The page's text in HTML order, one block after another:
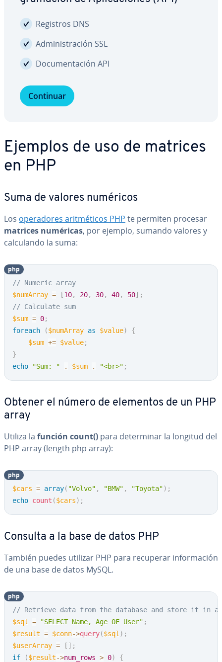
Registros DNS
Ad­mi­ni­s­tra­ción SSL
Do­cu­me­n­ta­ción API
Continuar
Ejemplos de uso de matrices
en PHP
Suma de valores numéricos
Los ope­ra­do­res ari­t­mé­ti­cos PHP te permiten procesar
matrices numéricas, por ejemplo, sumando valores y
ca­l­cu­la­n­do la suma:
// Numeric array
$numArray = [10, 20, 30, 40, 50] ;
// Calculate sum
$sum = 0;
foreach
($numArray as $value)
{
$sum += $value;
}
echo
"Sum: " . $sum . "<br>" ;
php
Obtener el número de elementos de un PHP
array
Utiliza la función count() para de­te­r­mi­nar la longitud del
PHP array (length php array):
$cars = array( "Volvo" , "BMW" , "Toyota") ;
echo count ($cars) ;
php
Consulta a la base de datos PHP
También puedes utilizar PHP para recuperar in­fo­r­ma­ción
de una base de datos MySQL.
// Retrieve data from the database and store it in
$sql
= "SELECT Name, Age OF User" ;
$result = $conn->query($sql ) ;
$userArray = [ ] ;
if
($result->num_rows > 0)
{
php